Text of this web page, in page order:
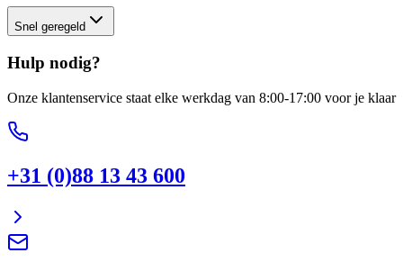
Snel geregeld
Hulp nodig?
Onze klantenservice staat elke werkdag van 8:00-17:00 voor je klaar
+31 (0)88 13 43 600